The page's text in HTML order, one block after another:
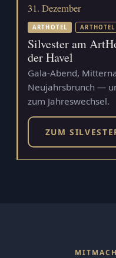
31. Dezember
ARTHOTEL
Silvester am
der Havel
Gala-Abend,
Neujahrsbrunch —
zum Jahreswechsel.
ZUM